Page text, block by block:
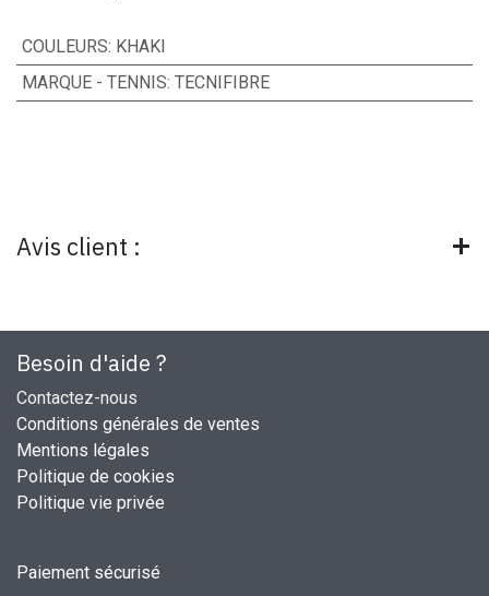
COULEURS: KHAKI
MARQUE - TENNIS: TECNIFIBRE
Avis client :
Besoin d'aide ?
Contactez-nous
Conditions générales de ventes
Mentions légales
Politique de cookies
Politique vie privée
Paiement sécurisé